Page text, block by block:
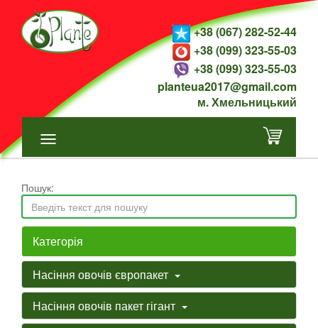
+38 (067) 282-52-44
+38 (099) 323-55-03
+38 (099) 323-55-03
planteua2017@gmail.com
м. Хмельницький
Пошук:
Категорія
Насіння овочів європакет
Насіння овочів пакет гігант